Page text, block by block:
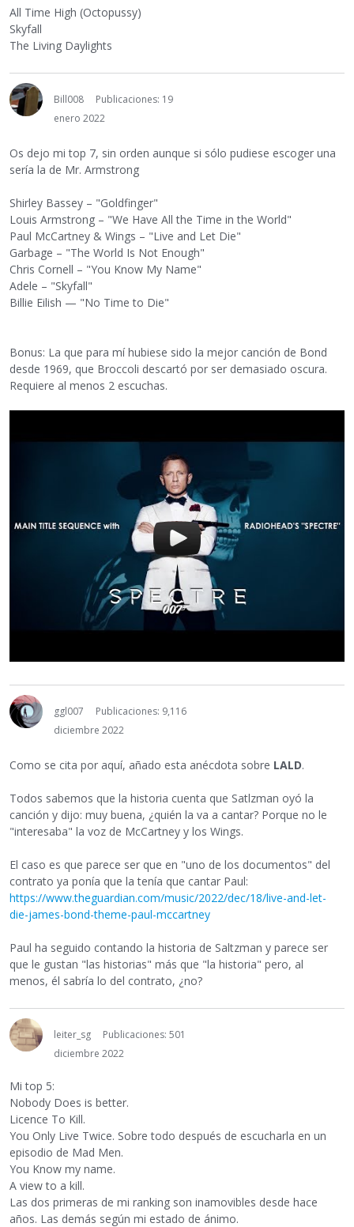
All Time High (Octopussy)
Skyfall
The Living Daylights
Bill008
Publicaciones: 19
enero 2022
Os dejo mi top 7, sin orden aunque si sólo pudiese escoger una
sería la de Mr. Armstrong
Shirley Bassey – "Goldfinger"
Louis Armstrong – "We Have All the Time in the World"
Paul McCartney & Wings – "Live and Let Die"
Garbage – "The World Is Not Enough"
Chris Cornell – "You Know My Name"
Adele – "Skyfall"
Billie Eilish — "No Time to Die"
Bonus: La que para mí hubiese sido la mejor canción de Bond
desde 1969, que Broccoli descartó por ser demasiado oscura.
Requiere al menos 2 escuchas.
ggl007
Publicaciones: 9,116
diciembre 2022
Como se cita por aquí, añado esta anécdota sobre LALD.
Todos sabemos que la historia cuenta que Satlzman oyó la
canción y dijo: muy buena, ¿quién la va a cantar? Porque no le
"interesaba" la voz de McCartney y los Wings.
El caso es que parece ser que en "uno de los documentos" del
contrato ya ponía que la tenía que cantar Paul:
https://www.theguardian.com/music/2022/dec/18/live-and-let-
die-james-bond-theme-paul-mccartney
Paul ha seguido contando la historia de Saltzman y parece ser
que le gustan "las historias" más que "la historia" pero, al
menos, él sabría lo del contrato, ¿no?
leiter_sg
Publicaciones: 501
diciembre 2022
Mi top 5:
Nobody Does is better.
Licence To Kill.
You Only Live Twice. Sobre todo después de escucharla en un
episodio de Mad Men.
You Know my name.
A view to a kill.
Las dos primeras de mi ranking son inamovibles desde hace
años. Las demás según mi estado de ánimo.